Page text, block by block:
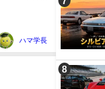
ハマ学長